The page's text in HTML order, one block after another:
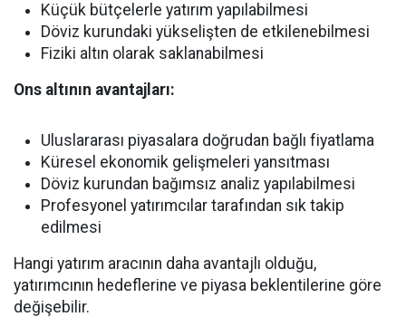
Küçük bütçelerle yatırım yapılabilmesi
Döviz kurundaki yükselişten de etkilenebilmesi
Fiziki altın olarak saklanabilmesi
Ons altının avantajları:
Uluslararası piyasalara doğrudan bağlı fiyatlama
Küresel ekonomik gelişmeleri yansıtması
Döviz kurundan bağımsız analiz yapılabilmesi
Profesyonel yatırımcılar tarafından sık takip
edilmesi
Hangi yatırım aracının daha avantajlı olduğu,
yatırımcının hedeflerine ve piyasa beklentilerine göre
değişebilir.